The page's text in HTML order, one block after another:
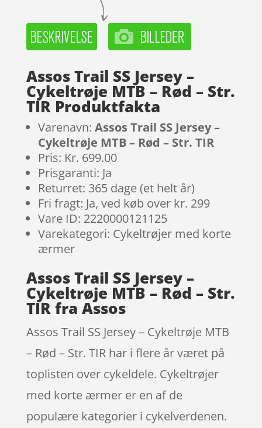
Assos Trail SS Jersey –
Cykeltrøje MTB – Rød – Str.
TIR Produktfakta
Varenavn: Assos Trail SS Jersey –
Cykeltrøje MTB – Rød – Str. TIR
Pris: Kr. 699.00
Prisgaranti: Ja
Returret: 365 dage (et helt år)
Fri fragt: Ja, ved køb over kr. 299
Vare ID: 2220000121125
Varekategori: Cykeltrøjer med korte
ærmer
Assos Trail SS Jersey –
Cykeltrøje MTB – Rød – Str.
TIR fra Assos
Assos Trail SS Jersey – Cykeltrøje MTB
– Rød – Str. TIR har i flere år været på
toplisten over cykeldele. Cykeltrøjer
med korte ærmer er en af de
populære kategorier i cykelverdenen.